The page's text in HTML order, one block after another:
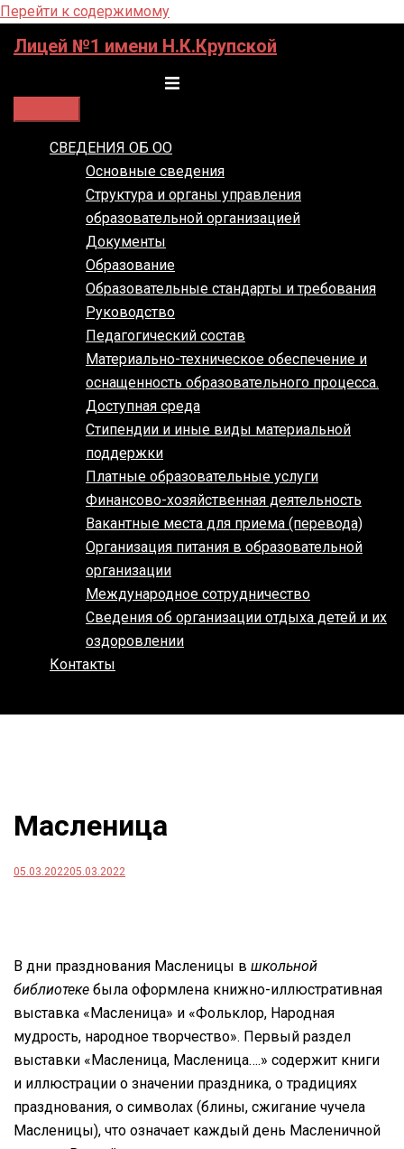
Перейти к содержимому
Лицей №1 имени Н.К.Крупской
СВЕДЕНИЯ ОБ ОО
Основные сведения
Структура и органы управления
образовательной организацией
Документы
Образование
Образовательные стандарты и требования
Руководство
Педагогический состав
Материально-техническое обеспечение и
оснащенность образовательного процесса.
Доступная среда
Стипендии и иные виды материальной
поддержки
Платные образовательные услуги
Финансово-хозяйственная деятельность
Вакантные места для приема (перевода)
Организация питания в образовательной
организации
Международное сотрудничество
Сведения об организации отдыха детей и их
оздоровлении
Контакты
Масленица
05.03.202205.03.2022
В дни празднования Масленицы в школьной
библиотеке была оформлена книжно-иллюстративная
выставка «Масленица» и «Фольклор, Народная
мудрость, народное творчество». Первый раздел
выставки «Масленица, Масленица….» содержит книги
и иллюстрации о значении праздника, о традициях
празднования, о символах (блины, сжигание чучела
Масленицы), что означает каждый день Масленичной